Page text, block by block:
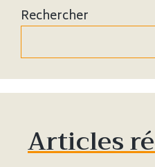
Rechercher
Articles